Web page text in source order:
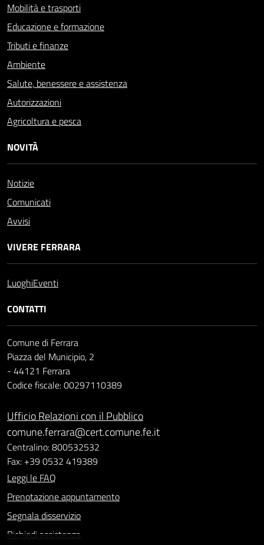
Mobilità e trasporti
Educazione e formazione
Tributi e finanze
Ambiente
Salute, benessere e assistenza
Autorizzazioni
Agricoltura e pesca
NOVITÀ
Notizie
Comunicati
Avvisi
VIVERE FERRARA
LuoghiEventi
CONTATTI
Comune di Ferrara
Piazza del Municipio, 2
- 44121 Ferrara
Codice fiscale: 00297110389
Ufficio Relazioni con il Pubblico
comune.ferrara@cert.comune.fe.it
Centralino: 800532532
Fax: +39 0532 419389
Leggi le FAQ
Prenotazione appuntamento
Segnala disservizio
Richiedi assistenza